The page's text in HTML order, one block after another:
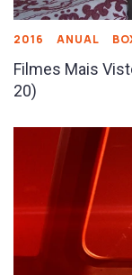
2016 ANUAL
Filmes Mais
20)